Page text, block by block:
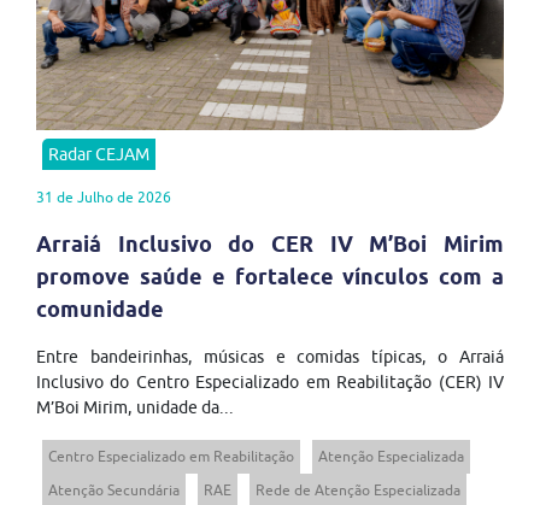
Radar CEJAM
31 de Julho de 2026
Arraiá Inclusivo do CER IV M’Boi Mirim
promove saúde e fortalece vínculos com a
comunidade
Entre bandeirinhas, músicas e comidas típicas, o Arraiá
Inclusivo do Centro Especializado em Reabilitação (CER) IV
M’Boi Mirim, unidade da...
Centro Especializado em Reabilitação
Atenção Especializada
Atenção Secundária
RAE
Rede de Atenção Especializada